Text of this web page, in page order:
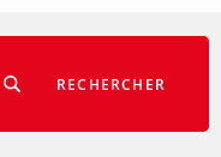
RECHERCHER